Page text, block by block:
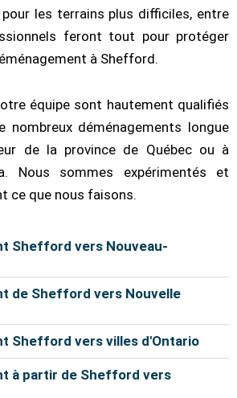
les terrains plus difficiles, entre
feront tout pour protéger
à Shefford.
équipe sont hautement qualifiés
déménagements longue
de la province de Québec ou à
Nous sommes expérimentés et
ce que nous faisons.
Shefford vers Nouveau-
de Shefford vers Nouvelle
Shefford vers villes d'Ontario
à partir de Shefford vers